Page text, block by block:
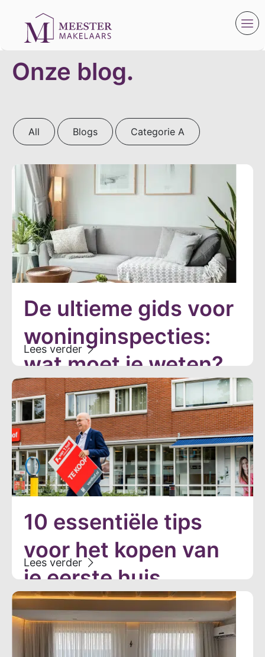
Onze blog.
All Blogs Categorie A
De ultieme gids voor
woninginspecties:
wat moet je weten?
10 essentiële tips
voor het kopen van
je eerste huis